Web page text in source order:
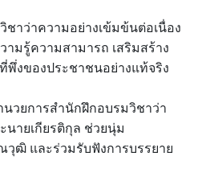
าว่าความอย่างเข้มข้นต่อเนื่อง
มรู้ความสามารถ เสริมสร้าง
งของประชาชนอย่างแท้จริง
วยการสำนักฝึกอบรมวิชาว่า
ายเกียรติกุล ช่วยนุ่ม
ฒิ และร่วมรับฟังการบรรยาย